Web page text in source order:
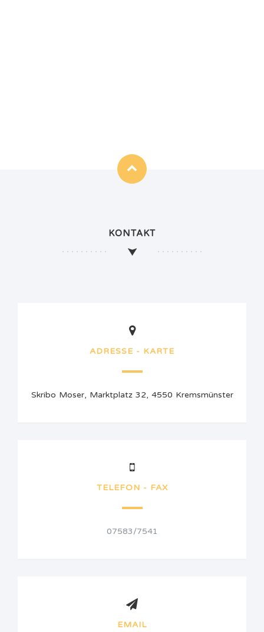
KONTAKT
ADRESSE - KARTE
Skribo Moser, Marktplatz 32, 4550 Kremsmünster
TELEFON - FAX
07583/7541
EMAIL